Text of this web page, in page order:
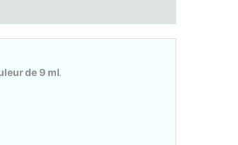
de 9 ml.